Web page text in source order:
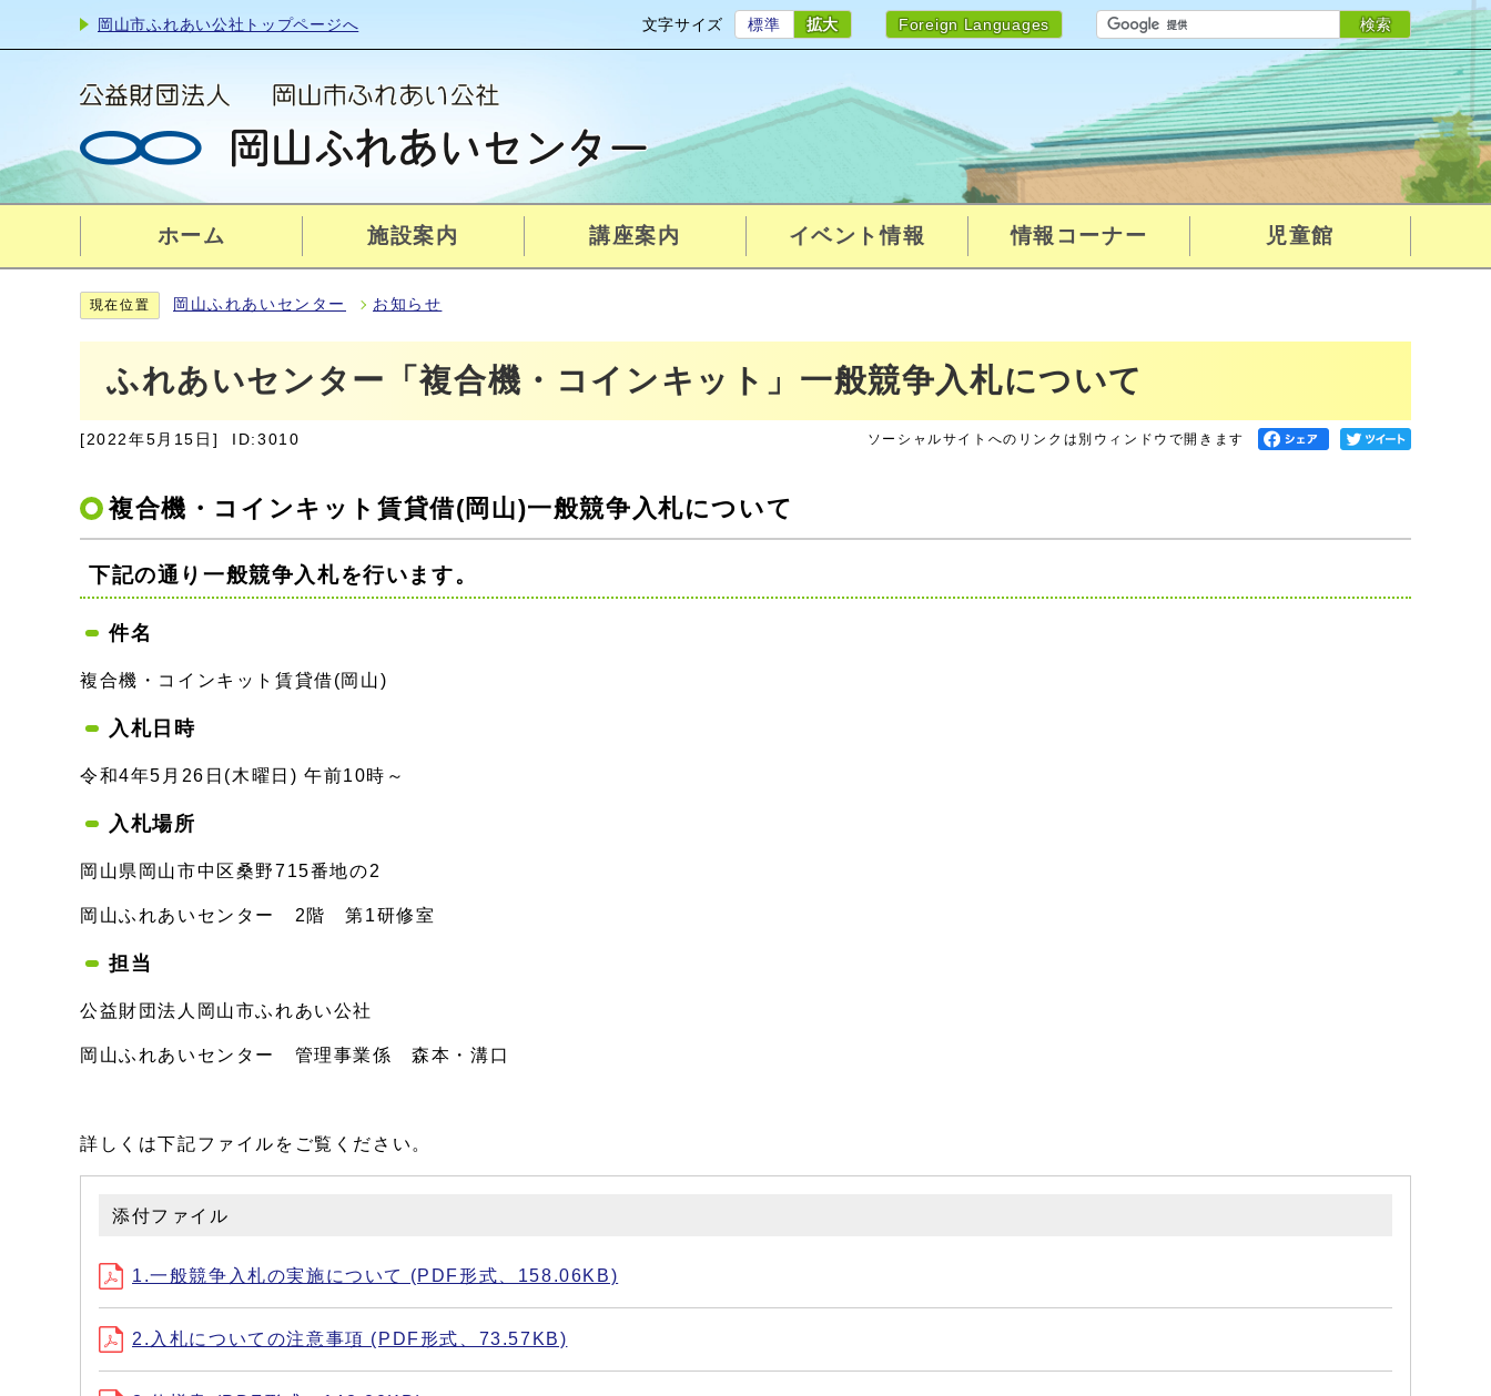
岡山市ふれあい公社トップページへ 文字サイズ 標準 拡大 Foreign Languages 検索
ホーム 施設案内 講座案内 イベント情報 情報コーナー 児童館
現在位置 岡山ふれあいセンター お知らせ
ふれあいセンター「複合機・コインキット」一般競争入札について
[2022年5月15日] ID:3010 ソーシャルサイトへのリンクは別ウィンドウで開きます
複合機・コインキット賃貸借(岡山)一般競争入札について
下記の通り一般競争入札を行います。
件名
複合機・コインキット賃貸借(岡山)
入札日時
令和4年5月26日(木曜日) 午前10時～
入札場所
岡山県岡山市中区桑野715番地の2
岡山ふれあいセンター 2階 第1研修室
担当
公益財団法人岡山市ふれあい公社
岡山ふれあいセンター 管理事業係 森本・溝口
詳しくは下記ファイルをご覧ください。
添付ファイル
1.一般競争入札の実施について (PDF形式、158.06KB)
2.入札についての注意事項 (PDF形式、73.57KB)